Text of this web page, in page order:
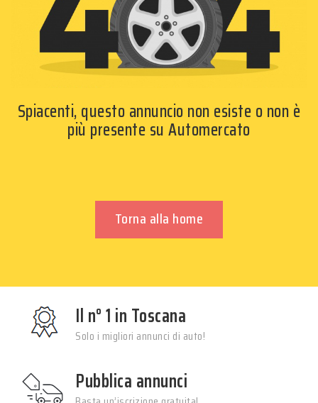
Spiacenti, questo annuncio non esiste o non è
più presente su Automercato
Torna alla home
Il n° 1 in Toscana
Solo i migliori annunci di auto!
Pubblica annunci